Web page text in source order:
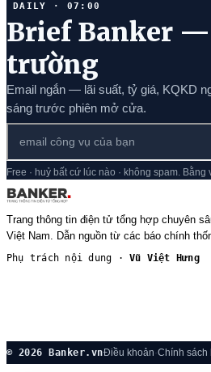
DAILY · 07:00
Brief Banker
trường
Email ngắn — lãi suất, tỷ giá, KQKD
sáng trước phiên mở cửa.
Free · huỷ bất cứ lúc nào · không spam.
Trang thông tin điện tử tổng hợp chuyên
Việt Nam. Dẫn nguồn từ các báo chính
Phụ trách nội dung ·Vũ Việt Hưng
© 2026 Banker.vnĐiều khoản·Chính sách